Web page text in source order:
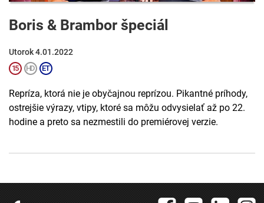
Boris & Brambor špeciál
Utorok 4.01.2022
Repríza, ktorá nie je obyčajnou reprízou. Pikantné príhody,
ostrejšie výrazy, vtipy, ktoré sa môžu odvysielať až po 22.
hodine a preto sa nezmestili do premiérovej verzie.